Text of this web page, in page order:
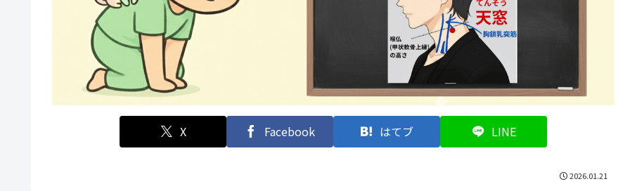
X Facebook はてブ LINE
2026.01.21